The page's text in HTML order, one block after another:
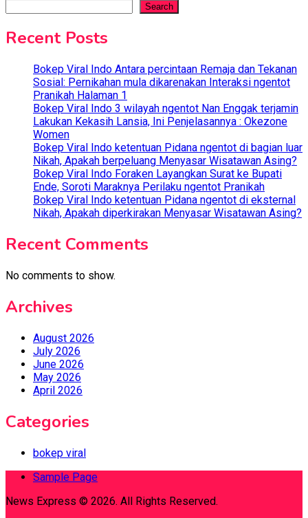
Search
Recent Posts
Bokep Viral Indo Antara percintaan Remaja dan Tekanan
Sosial: Pernikahan mula dikarenakan Interaksi ngentot
Pranikah Halaman 1
Bokep Viral Indo 3 wilayah ngentot Nan Enggak terjamin
Lakukan Kekasih Lansia, Ini Penjelasannya : Okezone
Women
Bokep Viral Indo ketentuan Pidana ngentot di bagian luar
Nikah, Apakah berpeluang Menyasar Wisatawan Asing?
Bokep Viral Indo Foraken Layangkan Surat ke Bupati
Ende, Soroti Maraknya Perilaku ngentot Pranikah
Bokep Viral Indo ketentuan Pidana ngentot di eksternal
Nikah, Apakah diperkirakan Menyasar Wisatawan Asing?
Recent Comments
No comments to show.
Archives
August 2026
July 2026
June 2026
May 2026
April 2026
Categories
bokep viral
Sample Page
News Express © 2026. All Rights Reserved.